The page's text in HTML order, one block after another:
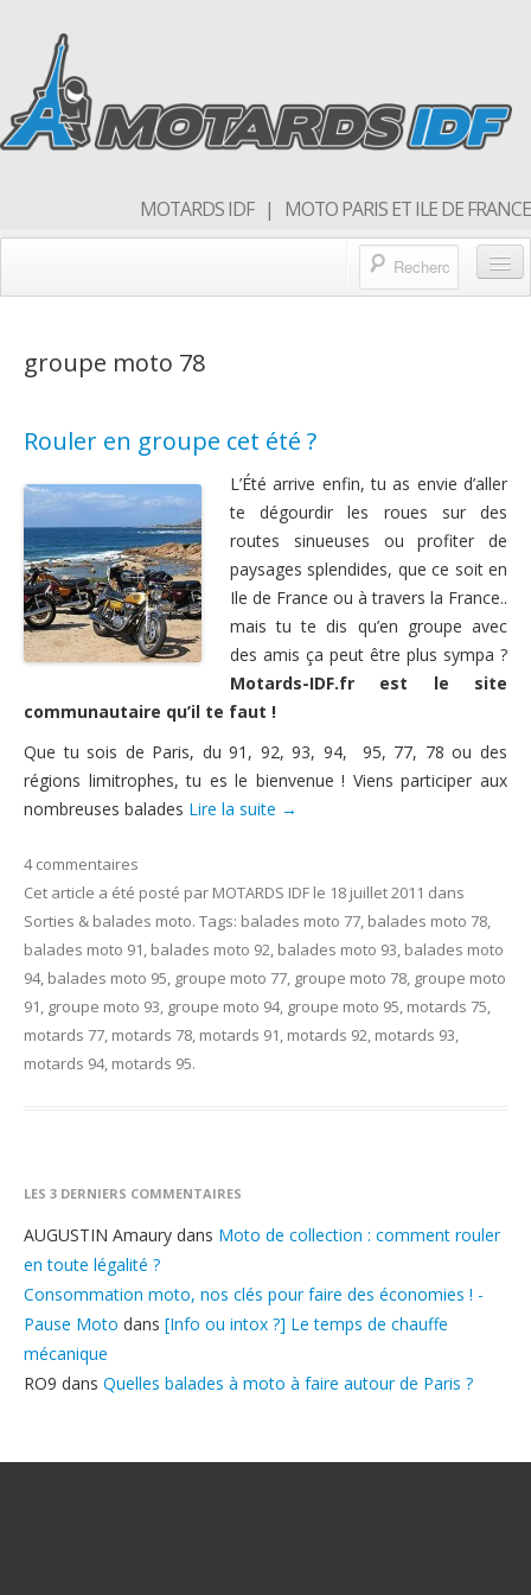
MOTARDS IDF | MOTO PARIS ET ILE DE FRANCE
Forum
Qui sommes nous
Rejoins nous
Nous contacter
groupe moto 78
Rouler en groupe cet été ?
L’Été arrive enfin, tu as envie d’aller
te dégourdir les roues sur des
routes sinueuses ou profiter de
paysages splendides, que ce soit en
Ile de France ou à travers la France..
mais tu te dis qu’en groupe avec
des amis ça peut être plus sympa ?
Motards-IDF.fr est le site
communautaire qu’il te faut !
Que tu sois de Paris, du 91, 92, 93, 94, 95, 77, 78 ou des
régions limitrophes, tu es le bienvenue ! Viens participer aux
nombreuses balades Lire la suite →
4 commentaires
Cet article a été posté par MOTARDS IDF le 18 juillet 2011 dans
Sorties & balades moto. Tags: balades moto 77, balades moto 78,
balades moto 91, balades moto 92, balades moto 93, balades moto
94, balades moto 95, groupe moto 77, groupe moto 78, groupe moto
91, groupe moto 93, groupe moto 94, groupe moto 95, motards 75,
motards 77, motards 78, motards 91, motards 92, motards 93,
motards 94, motards 95.
LES 3 DERNIERS COMMENTAIRES
AUGUSTIN Amaury dans Moto de collection : comment rouler
en toute légalité ?
Consommation moto, nos clés pour faire des économies ! -
Pause Moto dans [Info ou intox ?] Le temps de chauffe
mécanique
RO9 dans Quelles balades à moto à faire autour de Paris ?